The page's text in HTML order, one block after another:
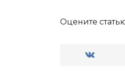
Оцените